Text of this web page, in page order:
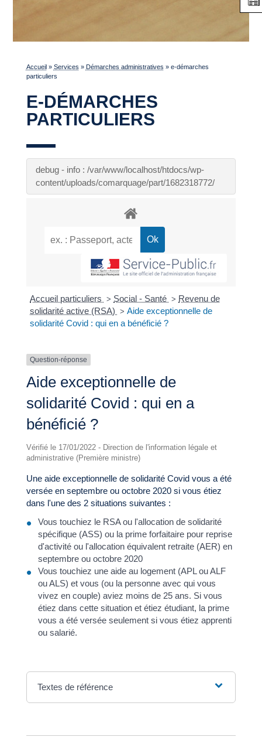
Accueil » Services » Démarches administratives » e-démarches
particuliers
E-DÉMARCHES
PARTICULIERS
debug - info : /var/www/localhost/htdocs/wp-
content/uploads/comarquage/part/1682318772/
Accueil particuliers > Social - Santé > Revenu de
solidarité active (RSA) > Aide exceptionnelle de
solidarité Covid : qui en a bénéficié ?
Question-réponse
Aide exceptionnelle de
solidarité Covid : qui en a
bénéficié ?
Vérifié le 17/01/2022 - Direction de l'information légale et
administrative (Première ministre)
Une aide exceptionnelle de solidarité Covid vous a été
versée en septembre ou octobre 2020 si vous étiez
dans l'une des 2 situations suivantes :
Vous touchiez le RSA ou l'allocation de solidarité
spécifique (ASS) ou la prime forfaitaire pour reprise
d'activité ou l'allocation équivalent retraite (AER) en
septembre ou octobre 2020
Vous touchiez une aide au logement (APL ou ALF
ou ALS) et vous (ou la personne avec qui vous
vivez en couple) aviez moins de 25 ans. Si vous
étiez dans cette situation et étiez étudiant, la prime
vous a été versée seulement si vous étiez apprenti
ou salarié.
Textes de référence